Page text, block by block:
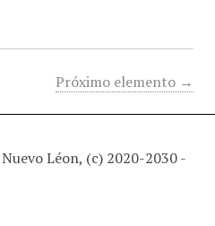
Próximo elemento →
Léon, (c) 2020-2030 -